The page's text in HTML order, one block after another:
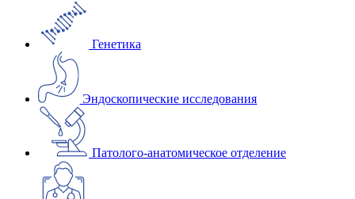
Генетика
Эндоскопические исследования
Патолого-анатомическое отделение